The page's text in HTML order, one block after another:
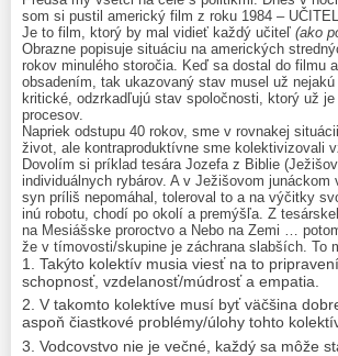
som si pustil americký film z roku 1984 –
Je to film, ktorý by mal vidieť každý učiteľ (ako
Obrazne popisuje situáciu na amerických
rokov minulého storočia. Keď sa dostal do filmu
obsadením, tak ukazovaný stav musel už
kritické, odzrkadľujú stav spoločnosti, ktorý už
procesov.
Napriek odstupu 40 rokov, sme v rovnakej
život, ale kontraproduktívne sme kolektivizovali
Dovolím si príklad tesára Jozefa z Biblie
individuálnych rybárov. A v Ježišovom
syn príliš nepomáhal, toleroval to a na výčitky
inú robotu, chodí po okolí a premýšľa. Z
na Mesiášske proroctvo a Nebo na Zemi …
že v tímovosti/skupine je záchrana slabších. To
Takýto kolektív musia viesť na to
schopnosť, vzdelanosť/múdrosť a empatia.
V takomto kolektíve musí byť väčšina
aspoň čiastkové problémy/úlohy tohto
Vodcovstvo nie je večné, každý sa môže